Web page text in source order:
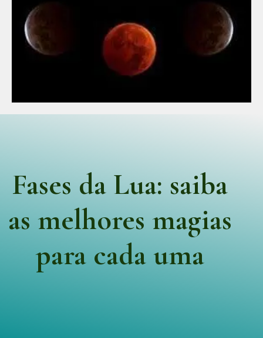
Fases da Lua: saiba
as melhores magias
para cada uma